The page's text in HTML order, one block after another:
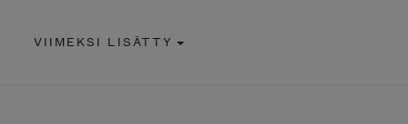
VIIMEKSI LISÄTTY